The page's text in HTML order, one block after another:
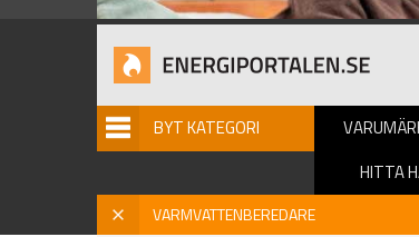
BYT KATEGORI
HITTA
VARMVATTENBEREDARE
Hem »Varmvattenberedare»